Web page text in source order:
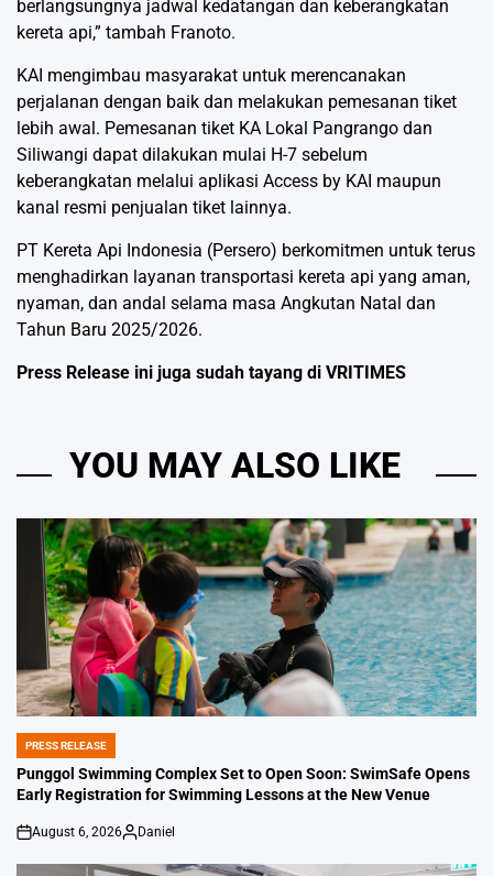
berlangsungnya jadwal kedatangan dan keberangkatan
kereta api,” tambah Franoto.
KAI mengimbau masyarakat untuk merencanakan
perjalanan dengan baik dan melakukan pemesanan tiket
lebih awal. Pemesanan tiket KA Lokal Pangrango dan
Siliwangi dapat dilakukan mulai H-7 sebelum
keberangkatan melalui aplikasi Access by KAI maupun
kanal resmi penjualan tiket lainnya.
PT Kereta Api Indonesia (Persero) berkomitmen untuk terus
menghadirkan layanan transportasi kereta api yang aman,
nyaman, dan andal selama masa Angkutan Natal dan
Tahun Baru 2025/2026.
Press Release ini juga sudah tayang di VRITIMES
YOU MAY ALSO LIKE
POSTED
IN
PRESS RELEASE
Punggol Swimming Complex Set to Open Soon: SwimSafe Opens
Early Registration for Swimming Lessons at the New Venue
on
August 6, 2026
Posted
Daniel